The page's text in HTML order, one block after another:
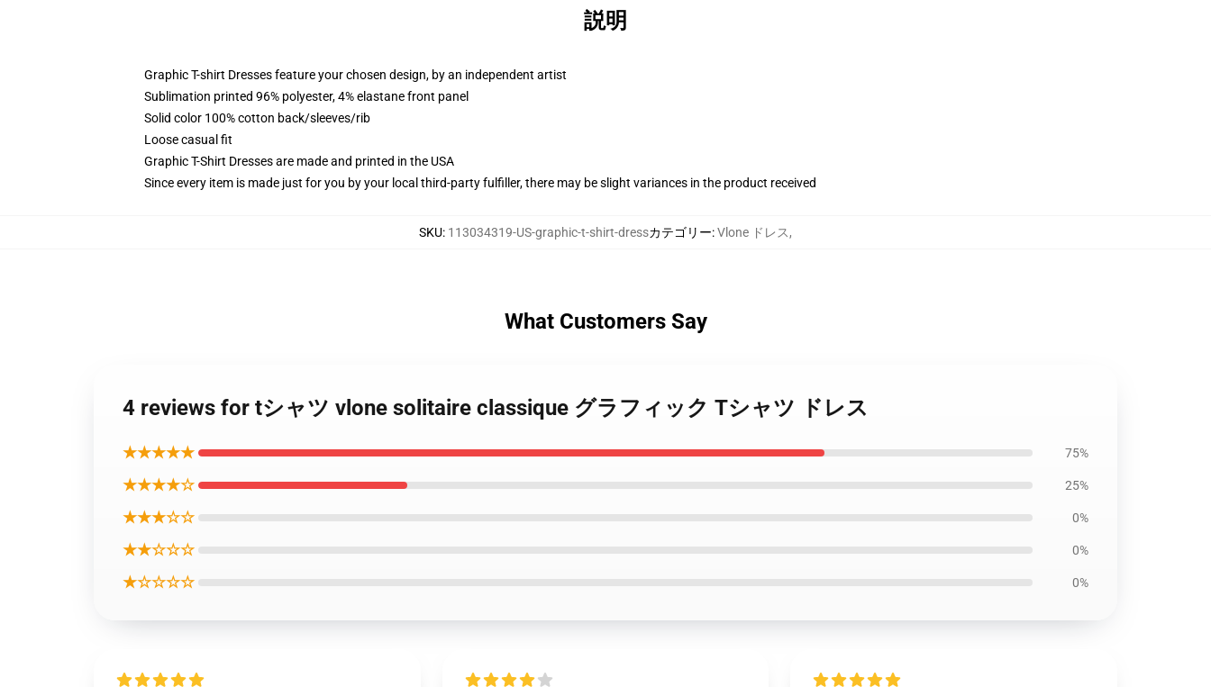
説明
Graphic T-shirt Dresses feature your chosen design, by an independent artist
Sublimation printed 96% polyester, 4% elastane front panel
Solid color 100% cotton back/sleeves/rib
Loose casual fit
Graphic T-Shirt Dresses are made and printed in the USA
Since every item is made just for you by your local third-party fulfiller, there may be slight variances in the product received
SKU: 113034319-US-graphic-t-shirt-dressカテゴリー:Vlone ドレス,
What Customers Say
4 reviews for tシャツ vlone solitaire classique グラフィック Tシャツ ドレス
★★★★★ 75%
★★★★☆ 25%
★★★☆☆ 0%
★★☆☆☆ 0%
★☆☆☆☆ 0%